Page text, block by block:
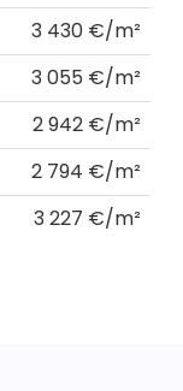
3 430 €/m²
3 055 €/m²
2 942 €/m²
2 794 €/m²
3 227 €/m²